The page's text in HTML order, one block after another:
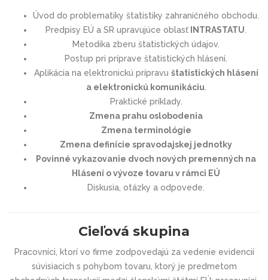
Úvod do problematiky štatistiky zahraničného obchodu.
Predpisy EÚ a SR upravujúce oblasť INTRASTATU
Metodika zberu štatistických údajov.
Postup pri príprave štatistických hlásení.
Aplikácia na elektronickú prípravu štatistických hlásení
a elektronickú komunikáciu.
Praktické príklady.
Zmena prahu oslobodenia
Zmena terminológie
Zmena definície spravodajskej jednotky
Povinné vykazovanie dvoch nových premenných na
Hlásení o vývoze tovaru v rámci EÚ
Diskusia, otázky a odpovede.
Cieľová skupina
Pracovníci, ktorí vo firme zodpovedajú za vedenie evidencií
súvisiacich s pohybom tovaru, ktorý je predmetom